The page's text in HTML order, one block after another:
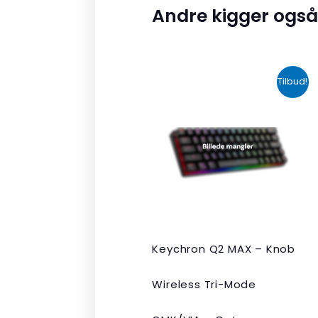
Andre kigger
Tilbud!
Keychron Q2 MAX – Knob
Wireless Tri-Mode
oprindelige
var:
kr. 2.190,00.
aktuelle
er:
kr. 1.465,00.